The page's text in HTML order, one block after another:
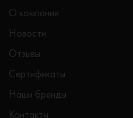
О компании
Новости
Отзывы
Сертификаты
Наши бренды
Контакты